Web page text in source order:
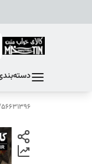
56631396